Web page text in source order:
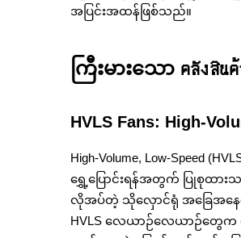
အပြင်းအထန်ဖြစ်သည်။
ကြီးမားသော คลัง
HVLS Fans: High-
High-Volume, Low-Speed
ရွှေ့ပြောင်းရန်အတွက် ပြုစုထာ
လိုအပ်တဲ့ သိုလှောင်ရုံ အခြေအန
HVLS လေယာဉ်လေယာဉ်တွေ